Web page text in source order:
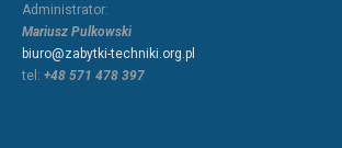
Administrator:
Mariusz Pulkowski
biuro@zabytki-techniki.org.pl
tel: +48 571 478 397